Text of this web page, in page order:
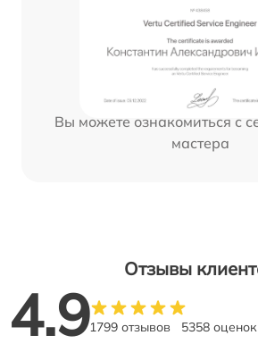
Вы можете ознакомиться с
мастера
Отзывы
4.91799 отзывов 5358 оценок